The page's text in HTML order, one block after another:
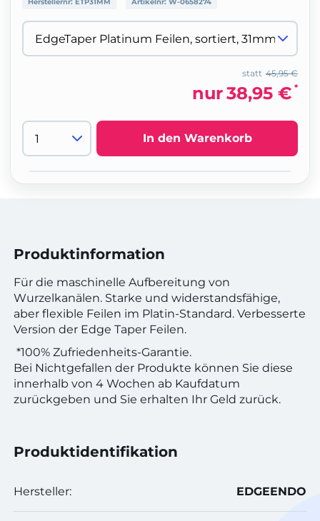
45,95 €
statt
nur38,95 € *
In den Warenkorb
Produktinformation
Für die maschinelle Aufbereitung von
Wurzelkanälen. Starke und widerstandsfähige,
aber flexible Feilen im Platin-Standard. Verbesserte
Version der Edge Taper Feilen.
*100% Zufriedenheits-Garantie.
Bei Nichtgefallen der Produkte können Sie diese
innerhalb von 4 Wochen ab Kaufdatum
zurückgeben und Sie erhalten Ihr Geld zurück.
Produktidentifikation
Hersteller: EDGEENDO